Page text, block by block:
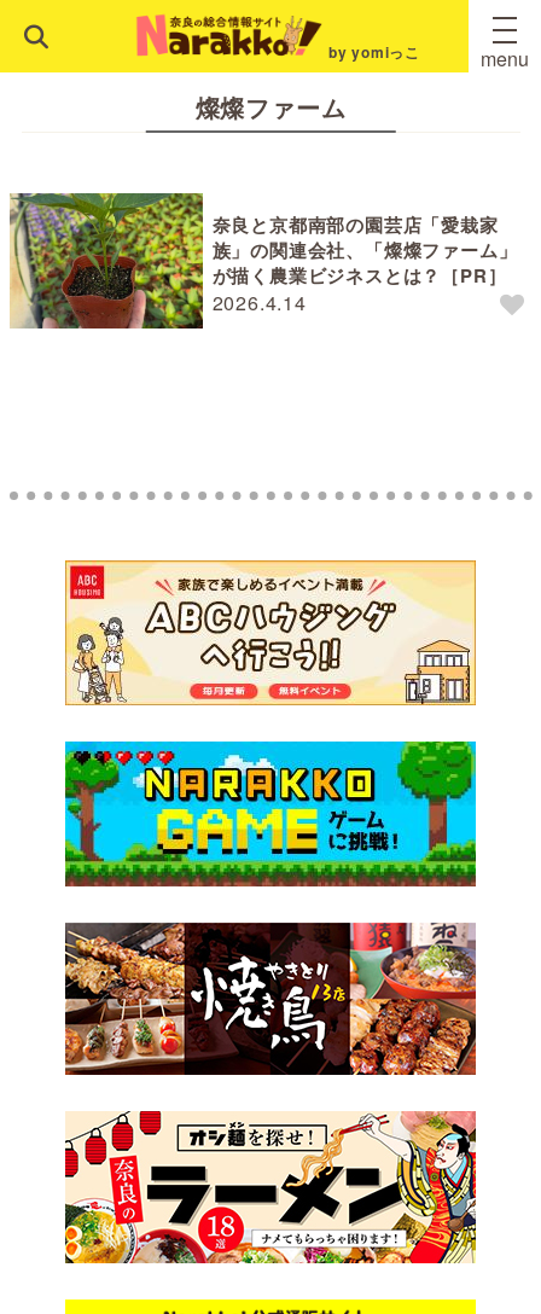
by yomiっこ menu
燦燦ファーム
2026.4.14
奈良と京都南部の園芸店「愛栽家
族」の関連会社、「燦燦ファーム」
が描く農業ビジネスとは？［PR］